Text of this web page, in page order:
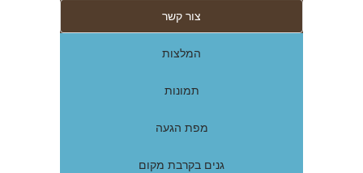
צור קשר
המלצות
תמונות
מפת הגעה
גנים בקרבת מקום